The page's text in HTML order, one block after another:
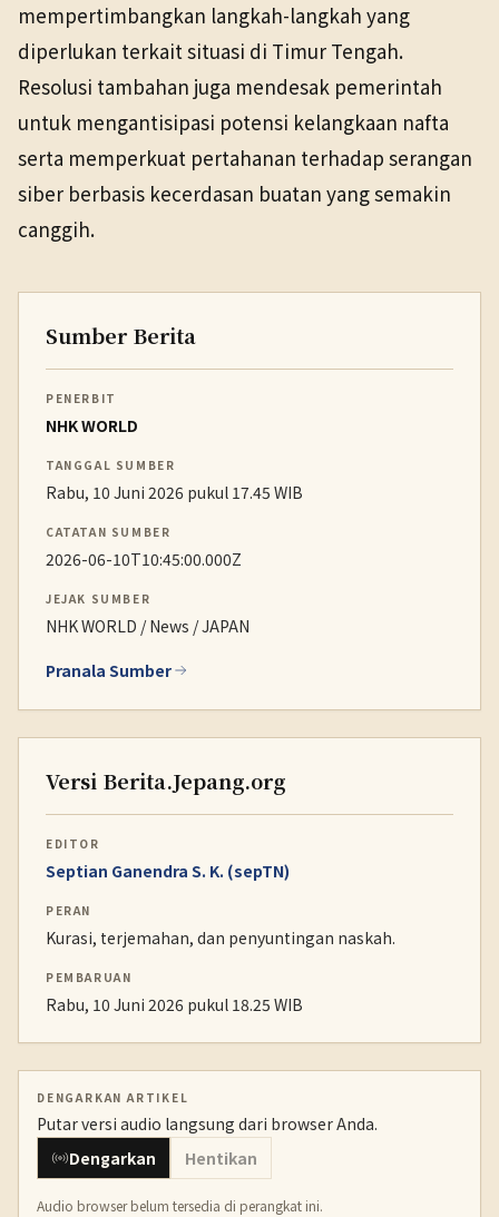
mempertimbangkan langkah-langkah yang
diperlukan terkait situasi di Timur Tengah.
Resolusi tambahan juga mendesak pemerintah
untuk mengantisipasi potensi kelangkaan nafta
serta memperkuat pertahanan terhadap serangan
siber berbasis kecerdasan buatan yang semakin
canggih.
Sumber Berita
PENERBIT
NHK WORLD
TANGGAL SUMBER
Rabu, 10 Juni 2026 pukul 17.45 WIB
CATATAN SUMBER
2026-06-10T10:45:00.000Z
JEJAK SUMBER
NHK WORLD / News / JAPAN
Pranala Sumber
Versi Berita.Jepang.org
EDITOR
Septian Ganendra S. K. (sepTN)
PERAN
Kurasi, terjemahan, dan penyuntingan naskah.
PEMBARUAN
Rabu, 10 Juni 2026 pukul 18.25 WIB
DENGARKAN ARTIKEL
Putar versi audio langsung dari browser Anda.
Dengarkan
Hentikan
Audio browser belum tersedia di perangkat ini.